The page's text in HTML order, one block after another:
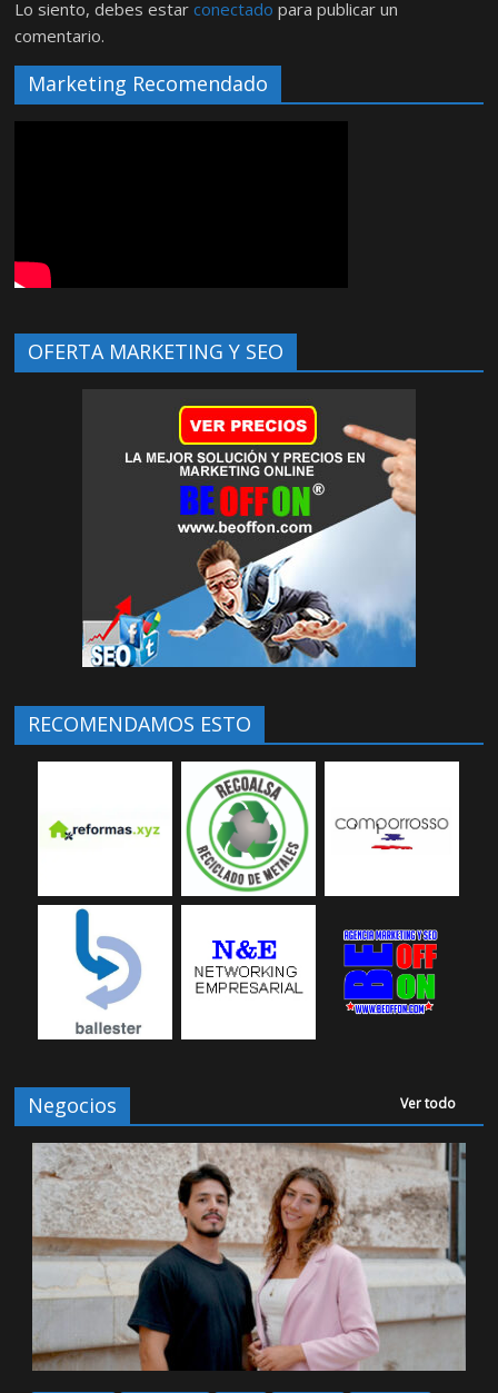
Lo siento, debes estarconectado para publicar un
comentario.
Marketing Recomendado
OFERTA MARKETING Y SEO
RECOMENDAMOS ESTO
Negocios Ver todo